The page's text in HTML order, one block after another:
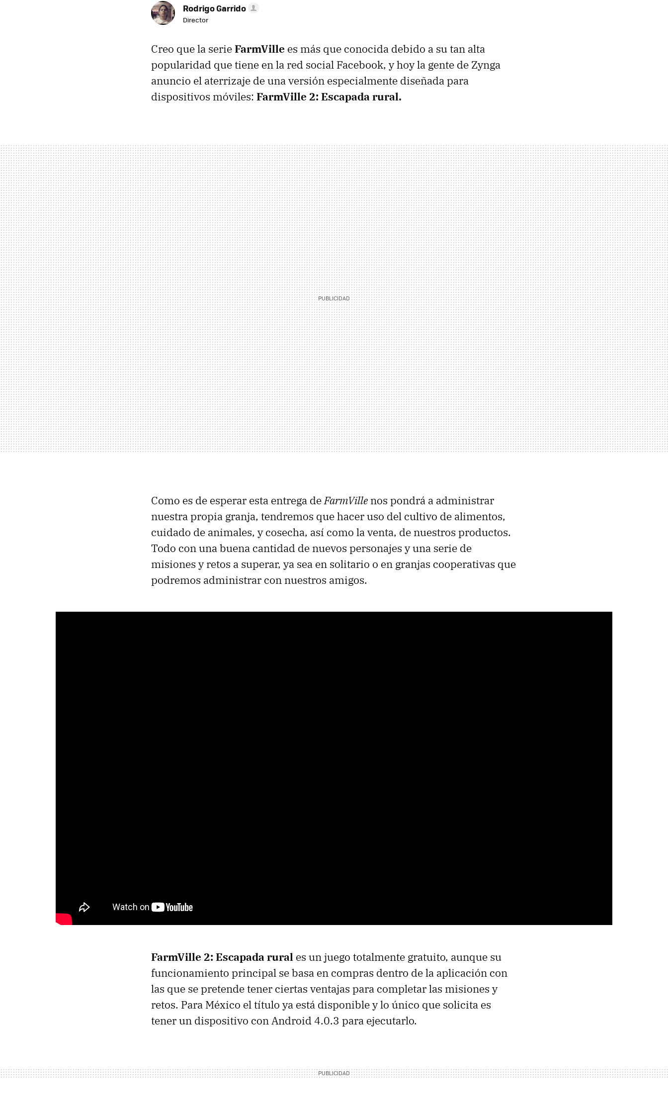
Rodrigo Garrido
Director
Creo que la serieFarmVille es más que conocida debido a su tan alta
popularidad que tiene en la red social Facebook, y hoy la gente de Zynga
anuncio el aterrizaje de una versión especialmente diseñada para
dispositivos móviles: FarmVille 2: Escapada rural.
Como es de esperar esta entrega deFarmVille nos pondrá a administrar
nuestra propia granja, tendremos que hacer uso del cultivo de alimentos,
cuidado de animales, y cosecha, así como la venta, de nuestros productos.
Todo con una buena cantidad de nuevos personajes y una serie de
misiones y retos a superar, ya sea en solitario o en granjas cooperativas que
podremos administrar con nuestros amigos.
FarmVille 2: Escapada rural es un juego totalmente gratuito, aunque su
funcionamiento principal se basa en compras dentro de la aplicación con
las que se pretende tener ciertas ventajas para completar las misiones y
retos. Para México el título ya está disponible y lo único que solicita es
tener un dispositivo con Android 4.0.3 para ejecutarlo.